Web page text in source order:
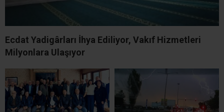
Ecdat Yadigârları İhya Ediliyor, Vakıf Hizmetleri
Milyonlara Ulaşıyor